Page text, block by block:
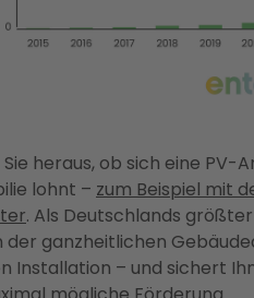
Sie heraus, ob sich eine PV-
lohnt – zum Beispiel mit
. Als Deutschlands
der ganzheitlichen
Installation – und sichert